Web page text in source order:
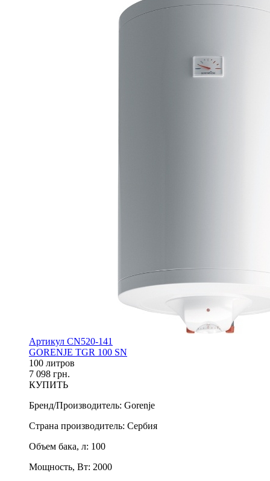
Артикул CN520-141
GORENJE TGR 100 SN
100 литров
7 098 грн.
КУПИТЬ
Бренд/Производитель: Gorenje
Страна производитель: Сербия
Объем бака, л: 100
Мощность, Вт: 2000